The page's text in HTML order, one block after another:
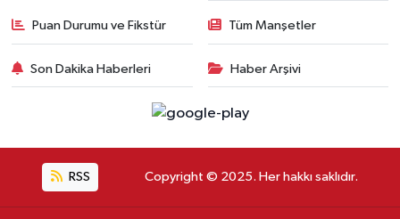
Puan Durumu ve Fikstür Tüm Manşetler
Son Dakika Haberleri Haber Arşivi
RSS Copyright © 2025. Her hakkı saklıdır.